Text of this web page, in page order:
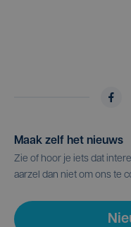
Maak zelf het nieuws
Zie of hoor je iets dat
aarzel dan niet om ons te